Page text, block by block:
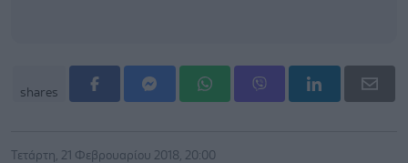
shares
Τετάρτη, 21 Φεβρουαρίου 2018, 20:00